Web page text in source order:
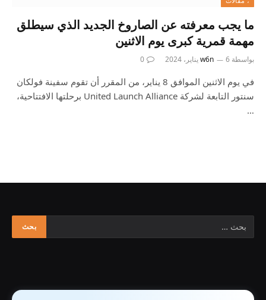
ما يجب معرفته عن الصاروخ الجديد الذي سيطلق
مهمة قمرية كبرى يوم الاثنين
بواسطة w6n 6 يناير، 2024 0
في يوم الاثنين الموافق 8 يناير، من المقرر أن تقوم سفينة فولكان
سنتور التابعة لشركة United Launch Alliance برحلتها الافتتاحية،
…